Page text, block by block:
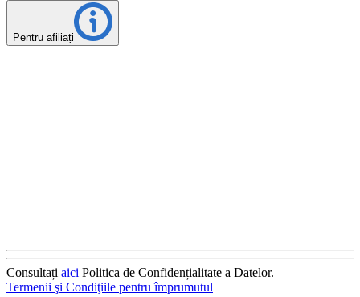
Pentru afiliați
Consultați aici Politica de Confidențialitate a Datelor.
Termenii şi Condiţiile pentru împrumutul